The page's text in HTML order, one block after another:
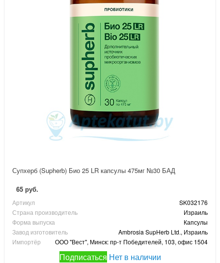
Супхерб (Supherb) Био 25 LR капсулы 475мг №30 БАД
65 руб.
Артикул
SK032176
Страна производитель
Израиль
Форма выпуска
Капсулы
Завод изготовитель
Ambrosia SupHerb Ltd., Израиль
Импортёр
ООО "Вест", Минск: пр-т Победителей, 103, офис 1504
Подписаться Нет в наличии